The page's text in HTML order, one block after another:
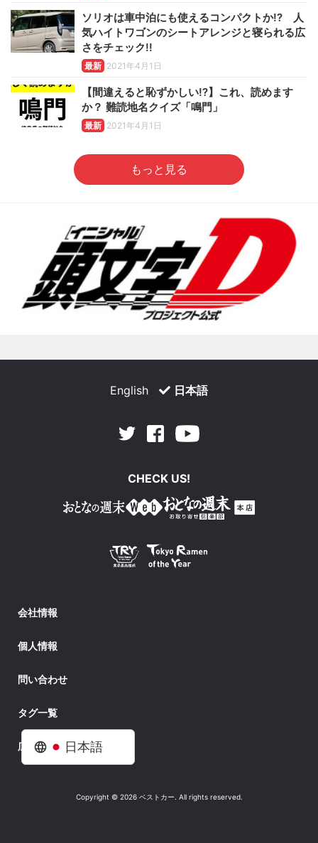
日本語
ソリオは車中泊にも使えるコンパクトか!? 人
気ハイトワゴンのシートアレンジと寝られる広
さをチェック!!
最新 2021年4月1日
【間違えると恥ずかしい!?】これ、読めます
か？ 難読地名クイズ「鳴門」
最新 2021年4月1日
もっと見る
English 日本語
Twitter Facebook
CHECK US!
会社情報
個人情報
問い合わせ
タグ一覧
広告掲載
Copyright © 2026 ベストカー. All rights reserved.